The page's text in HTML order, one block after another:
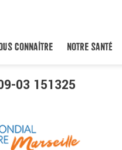
CONNAÎTRE NOTRE SANTÉ
03 151325